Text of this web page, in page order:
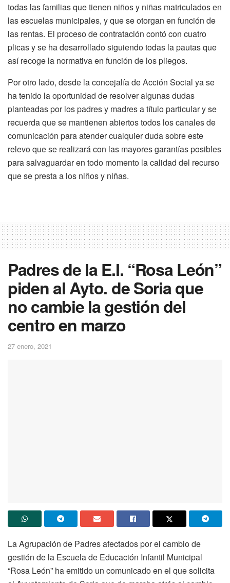
todas las familias que tienen niños y niñas matriculados en
las escuelas municipales, y que se otorgan en función de
las rentas. El proceso de contratación contó con cuatro
plicas y se ha desarrollado siguiendo todas la pautas que
así recoge la normativa en función de los pliegos.
Por otro lado, desde la concejalía de Acción Social ya se
ha tenido la oportunidad de resolver algunas dudas
planteadas por los padres y madres a título particular y se
recuerda que se mantienen abiertos todos los canales de
comunicación para atender cualquier duda sobre este
relevo que se realizará con las mayores garantías posibles
para salvaguardar en todo momento la calidad del recurso
que se presta a los niños y niñas.
Padres de la E.I. “Rosa León”
piden al Ayto. de Soria que
no cambie la gestión del
centro en marzo
27 enero, 2021
La Agrupación de Padres afectados por el cambio de
gestión de la Escuela de Educación Infantil Municipal
“Rosa León” ha emitido un comunicado en el que solicita